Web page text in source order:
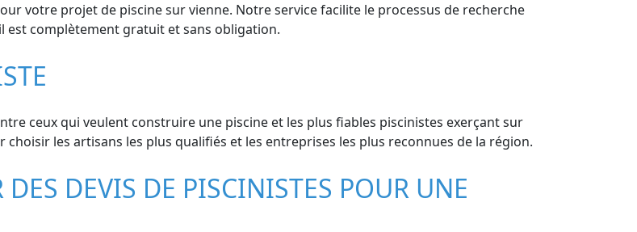
votre projet de piscine sur vienne. Notre service facilite le processus de recherche
complètement gratuit et sans obligation.
ceux qui veulent construire une piscine et les plus fiables piscinistes exerçant sur
les artisans les plus qualifiés et les entreprises les plus reconnues de la région.
DEVIS DE PISCINISTES POUR UNE